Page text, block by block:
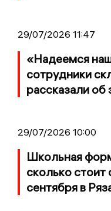
29/07/2026 11:47
«Надеемся
сотрудники
рассказали об
29/07/2026 10:00
Школьная
сколько стоит
сентября в